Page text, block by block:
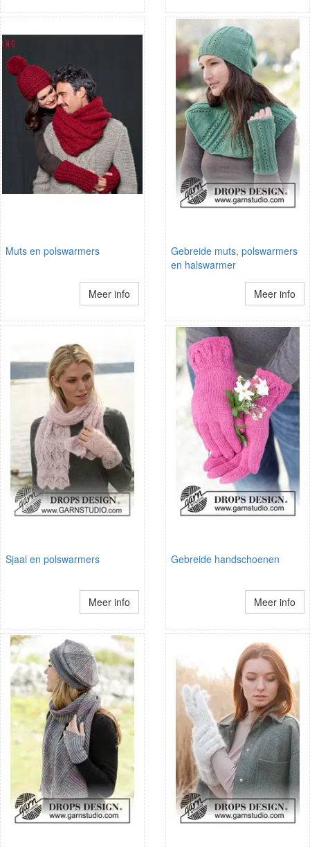
Muts en polswarmers
Meer info
Gebreide muts, polswarmers
en halswarmer
Meer info
Sjaal en polswarmers
Meer info
Gebreide handschoenen
Meer info